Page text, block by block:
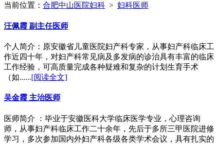
当前位置： 合肥中山医院妇科 > 妇科医师
汪佩霞 副主任医师
个人简介：原安徽省儿童医院妇产科专家，从事妇产科临床工
作近四十年，对妇产科常见病及多发病的诊治具有丰富的临床
工作经验，可高质量完成各种疑难和复杂的计划生育手术
（如......[阅读全文]
吴金霞 主治医师
医师简介 ：毕业于安徽医科大学临床医学专业，心理咨询
师，从事妇产科临床工作二十余年，先后于多所三甲医院进修
学习，多次参加国内外妇产科各级各类学术会议，具有扎实的